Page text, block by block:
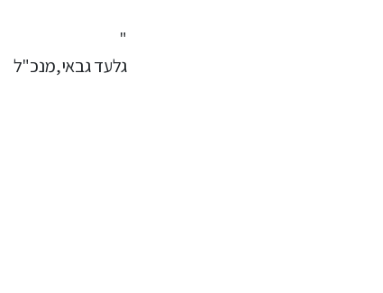
"
גלעד גבאי,מנכ"ל